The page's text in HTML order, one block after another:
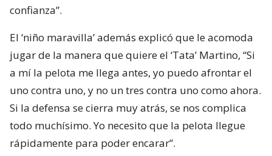
confianza”.
El ‘niño maravilla’ además explicó que le acomoda
jugar de la manera que quiere el ‘Tata’ Martino, “Si
a mí la pelota me llega antes, yo puedo afrontar el
uno contra uno, y no un tres contra uno como ahora.
Si la defensa se cierra muy atrás, se nos complica
todo muchísimo. Yo necesito que la pelota llegue
rápidamente para poder encarar”.